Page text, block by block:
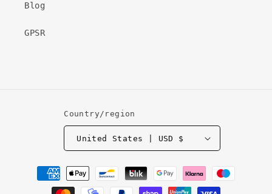
Blog
GPSR
Country/region
United States | USD $
Payment
methods